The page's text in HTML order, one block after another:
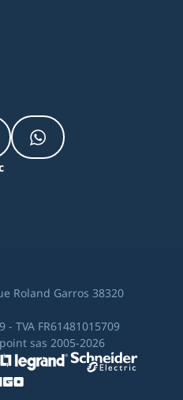
Roland Garros 38320
TVA FR61481015709
sas 2005-2026